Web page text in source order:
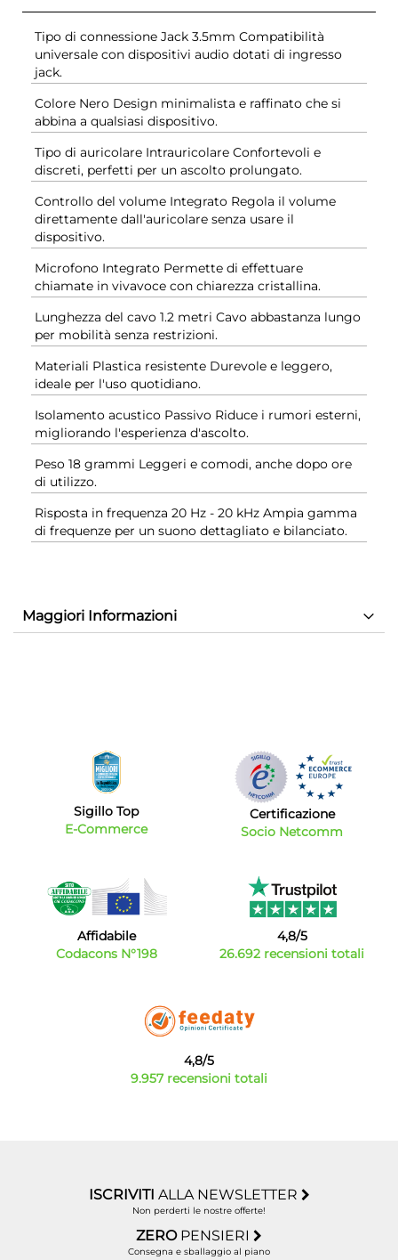
Tipo di connessione Jack 3.5mm Compatibilità
universale con dispositivi audio dotati di ingresso
jack.
Colore Nero Design minimalista e raffinato che si
abbina a qualsiasi dispositivo.
Tipo di auricolare Intrauricolare Confortevoli e
discreti, perfetti per un ascolto prolungato.
Controllo del volume Integrato Regola il volume
direttamente dall'auricolare senza usare il
dispositivo.
Microfono Integrato Permette di effettuare
chiamate in vivavoce con chiarezza cristallina.
Lunghezza del cavo 1.2 metri Cavo abbastanza lungo
per mobilità senza restrizioni.
Materiali Plastica resistente Durevole e leggero,
ideale per l'uso quotidiano.
Isolamento acustico Passivo Riduce i rumori esterni,
migliorando l'esperienza d'ascolto.
Peso 18 grammi Leggeri e comodi, anche dopo ore
di utilizzo.
Risposta in frequenza 20 Hz - 20 kHz Ampia gamma
di frequenze per un suono dettagliato e bilanciato.
Maggiori Informazioni
Sigillo Top
E-Commerce
Certificazione
Socio Netcomm
Affidabile
Codacons N°198
4,8/5
26.692 recensioni totali
4,8/5
9.957 recensioni totali
ISCRIVITI ALLA NEWSLETTER
Non perderti le nostre offerte!
ZERO PENSIERI
Consegna e sballaggio al piano